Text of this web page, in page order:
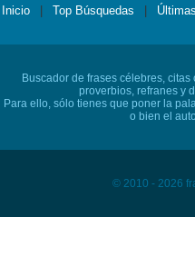
Inicio Top Búsquedas
Buscador de frases célebres,
proverbios, refranes y
Para ello, sólo tienes que poner la
o bien el
© 2010 - 2026